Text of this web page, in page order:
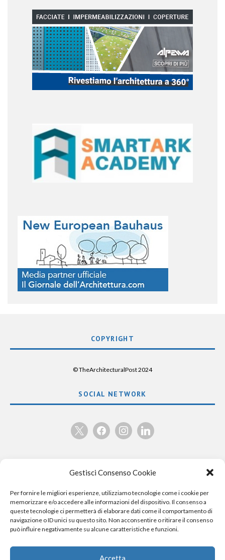
Gestisci Consenso Cookie
Per fornire le migliori esperienze, utilizziamo tecnologie come i cookie per
memorizzare e/o accedere alle informazioni del dispositivo. Il consenso a
queste tecnologie ci permetterà di elaborare dati come il comportamento di
navigazione o ID unici su questo sito. Non acconsentire o ritirare il consenso
può influire negativamente su alcune caratteristiche e funzioni.
Accetta
COPYRIGHT
© TheArchitecturalPost 2024
SOCIAL NETWORK
x facebookinstagramlinkedin